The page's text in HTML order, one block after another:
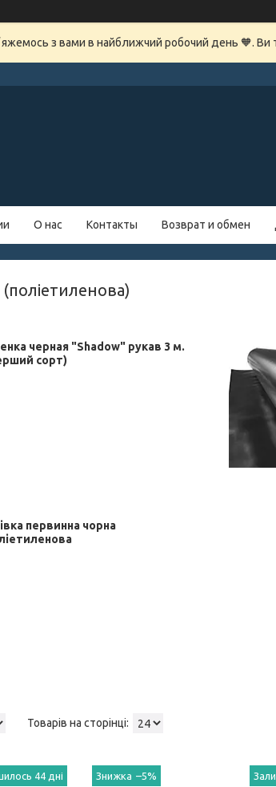
з вами в найближчий робочий день 🧡.
О нас Контакты Возврат и обмен
черная "Shadow" рукав 3 м.
сорт)
первинна чорна
44 дні –5%